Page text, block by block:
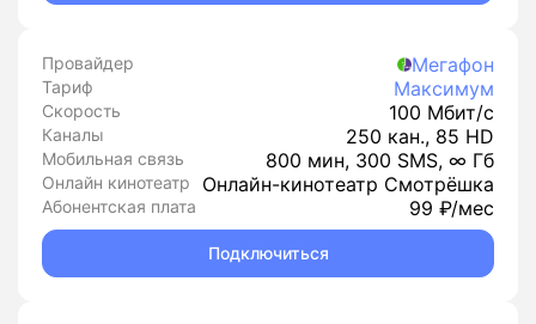
Провайдер Мегафон
Тариф Максимум
Скорость 100 Мбит/с
Каналы 250 кан., 85 HD
Мобильная связь 800 мин, 300 SMS, ∞ Гб
Онлайн кинотеатр Онлайн-кинотеатр Смотрёшка
Абонентская плата 99 ₽/мес
Подключиться